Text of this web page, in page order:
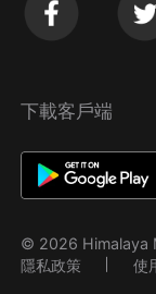
下載客戶端
© 2026 Himalaya
隱私政策
使